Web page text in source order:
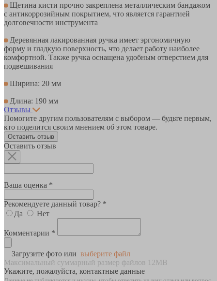
Щетина кисти прочно закреплена металлическим бандажом
с антикоррозийным покрытием, что является гарантией
долговечности инструмента
Деревянная лакированная ручка имеет эргономичную
форму и гладкую поверхность, что делает работу наиболее
комфортной. Также ручка оснащена удобным отверстием для
подвешивания
Ширина: 20 мм
Длина: 190 мм
Отзывы
Помогите другим пользователям с выбором — будьте первым,
кто поделится своим мнением об этом товаре.
Оставить отзыв
Оставить отзыв
Ваша оценка *
Рекомендуете данный товар? *
Да
Нет
Комментарии *
Загрузите фото или выберите файл
Максимальный суммарный размер файлов 12MB
Укажите, пожалуйста, контактные данные